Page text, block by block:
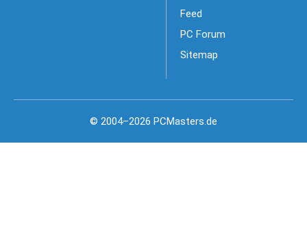
Feed
PC Forum
Sitemap
© 2004–2026 PCMasters.de